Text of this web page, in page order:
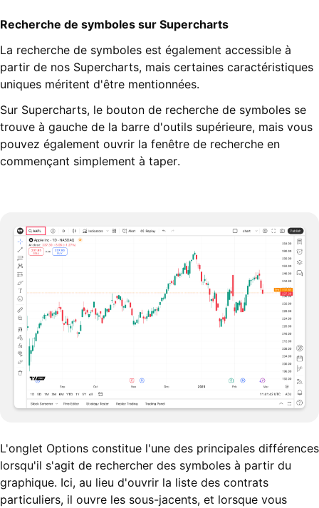
Recherche de symboles sur Supercharts
La recherche de symboles est également accessible à
partir de nos Supercharts, mais certaines caractéristiques
uniques méritent d'être mentionnées.
Sur Supercharts, le bouton de recherche de symboles se
trouve à gauche de la barre d'outils supérieure, mais vous
pouvez également ouvrir la fenêtre de recherche en
commençant simplement à taper.
L'onglet Options constitue l'une des principales différences
lorsqu'il s'agit de rechercher des symboles à partir du
graphique. Ici, au lieu d'ouvrir la liste des contrats
particuliers, il ouvre les sous-jacents, et lorsque vous